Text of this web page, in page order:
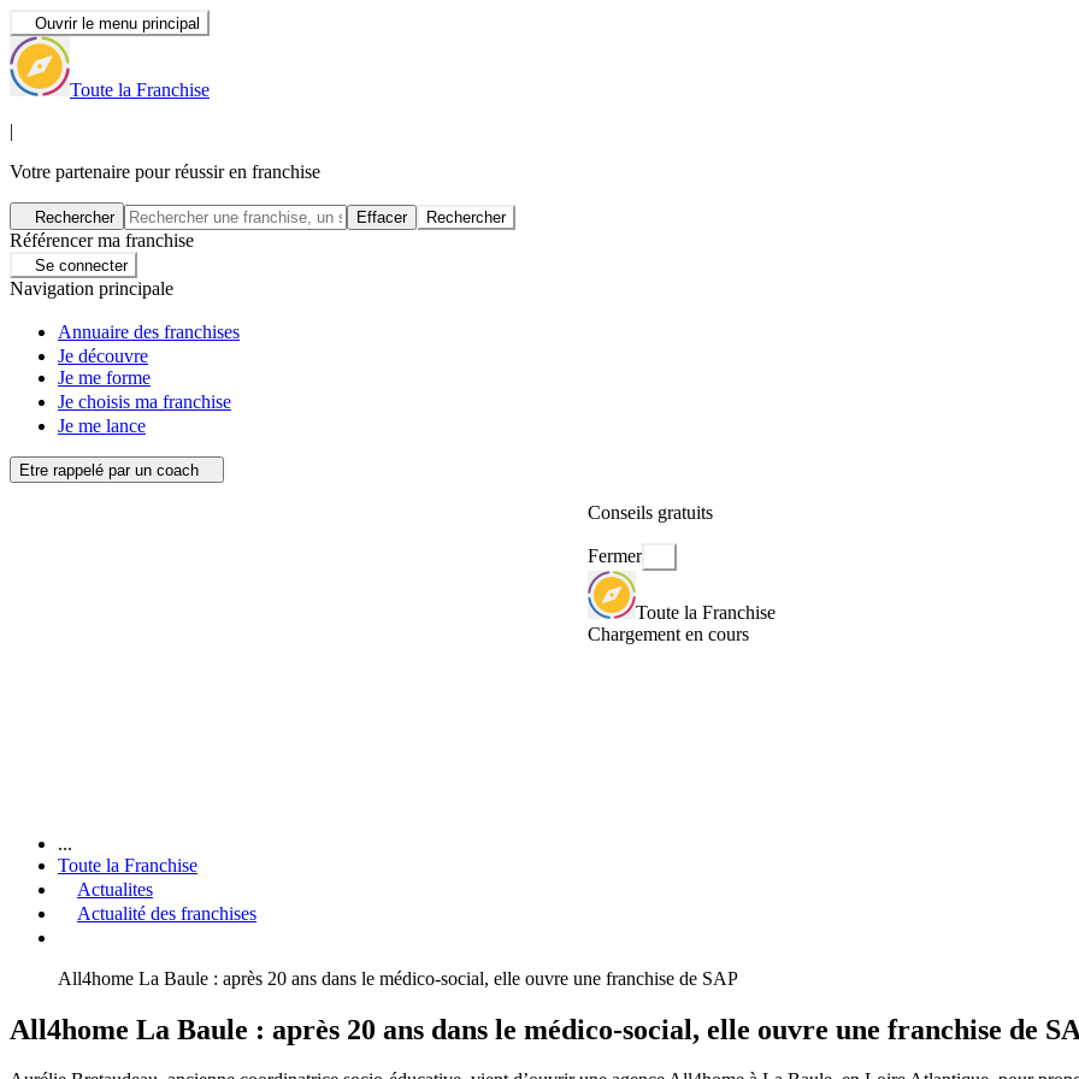
Ouvrir le menu principal
Toute la Franchise
|
Votre partenaire pour réussir en franchise
Rechercher Effacer Rechercher
Référencer ma franchise
Se connecter
Navigation principale
Annuaire des franchises
Je découvre
Je me forme
Je choisis ma franchise
Je me lance
Etre rappelé par un coach
Conseils gratuits
Fermer
Toute la Franchise
Chargement en cours
...
Toute la Franchise
Actualites
Actualité des franchises
All4home La Baule : après 20 ans dans le médico-social, elle ouvre une franchise de SAP
All4home La Baule : après 20 ans dans le médico-social, elle ouvre une franchise de